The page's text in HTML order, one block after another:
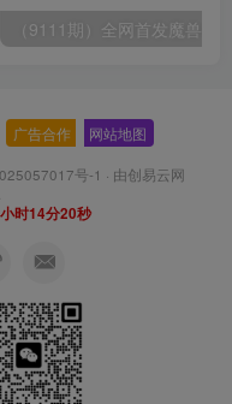
广告合作 网站地图
号-1 · 由创易云网
时14分21秒